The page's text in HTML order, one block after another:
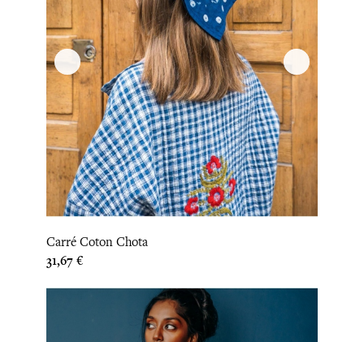
Carré Coton Chota
Prix
31,67 €